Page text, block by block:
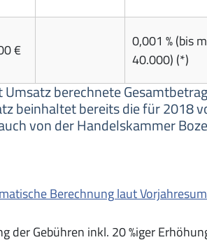
€
0,001 % (bis
40.000) (*)
Umsatz berechnete
beinhaltet bereits die für 2018
von der Handelskammer
Berechnung laut
der Gebühren inkl. 20 %iger